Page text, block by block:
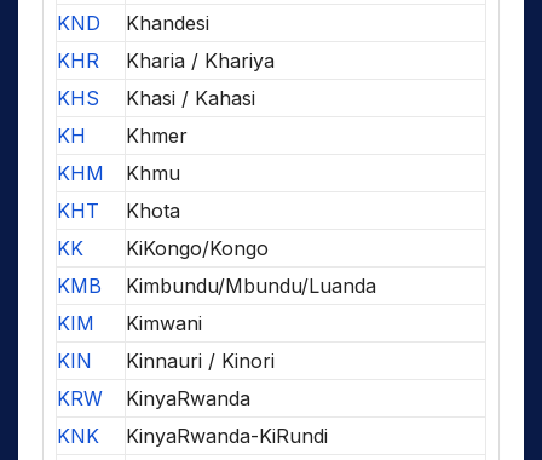
KND
Khandesi
KHR
Kharia / Khariya
KHS
Khasi / Kahasi
KH
Khmer
KHM
Khmu
KHT
Khota
KK
KiKongo/Kongo
KMB
Kimbundu/Mbundu/Luanda
KIM
Kimwani
KIN
Kinnauri / Kinori
KRW
KinyaRwanda
KNK
KinyaRwanda-KiRundi